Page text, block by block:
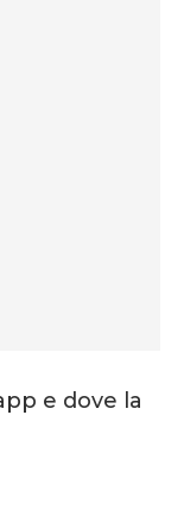
e dove la